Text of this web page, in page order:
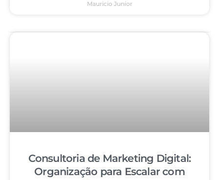
Mauricio Junior
Consultoria de Marketing Digital:
Organização para Escalar com